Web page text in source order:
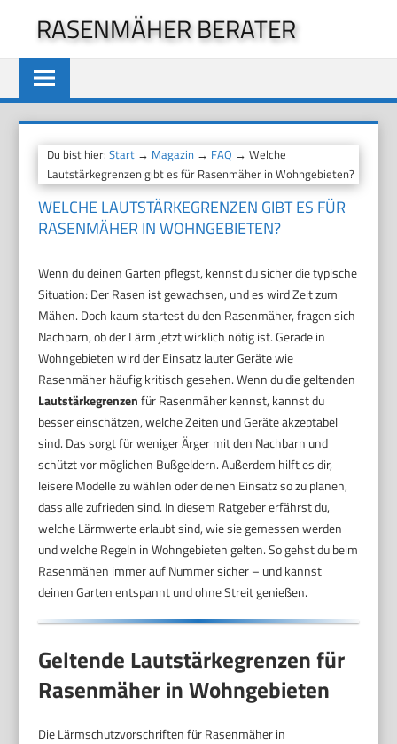
springen
RASENMÄHER BERATER
Du bist hier:Start → Magazin → FAQ → Welche
Lautstärkegrenzen gibt es für Rasenmäher in Wohngebieten?
WELCHE LAUTSTÄRKEGRENZEN GIBT ES FÜR
RASENMÄHER IN WOHNGEBIETEN?
Wenn du deinen Garten pflegst, kennst du sicher die typische
Situation: Der Rasen ist gewachsen, und es wird Zeit zum
Mähen. Doch kaum startest du den Rasenmäher, fragen sich
Nachbarn, ob der Lärm jetzt wirklich nötig ist. Gerade in
Wohngebieten wird der Einsatz lauter Geräte wie
Rasenmäher häufig kritisch gesehen. Wenn du die geltenden
Lautstärkegrenzenfür Rasenmäher kennst, kannst du
besser einschätzen, welche Zeiten und Geräte akzeptabel
sind. Das sorgt für weniger Ärger mit den Nachbarn und
schützt vor möglichen Bußgeldern. Außerdem hilft es dir,
leisere Modelle zu wählen oder deinen Einsatz so zu planen,
dass alle zufrieden sind. In diesem Ratgeber erfährst du,
welche Lärmwerte erlaubt sind, wie sie gemessen werden
und welche Regeln in Wohngebieten gelten. So gehst du beim
Rasenmähen immer auf Nummer sicher – und kannst
deinen Garten entspannt und ohne Streit genießen.
Geltende Lautstärkegrenzen für
Rasenmäher in Wohngebieten
Die Lärmschutzvorschriften für Rasenmäher in